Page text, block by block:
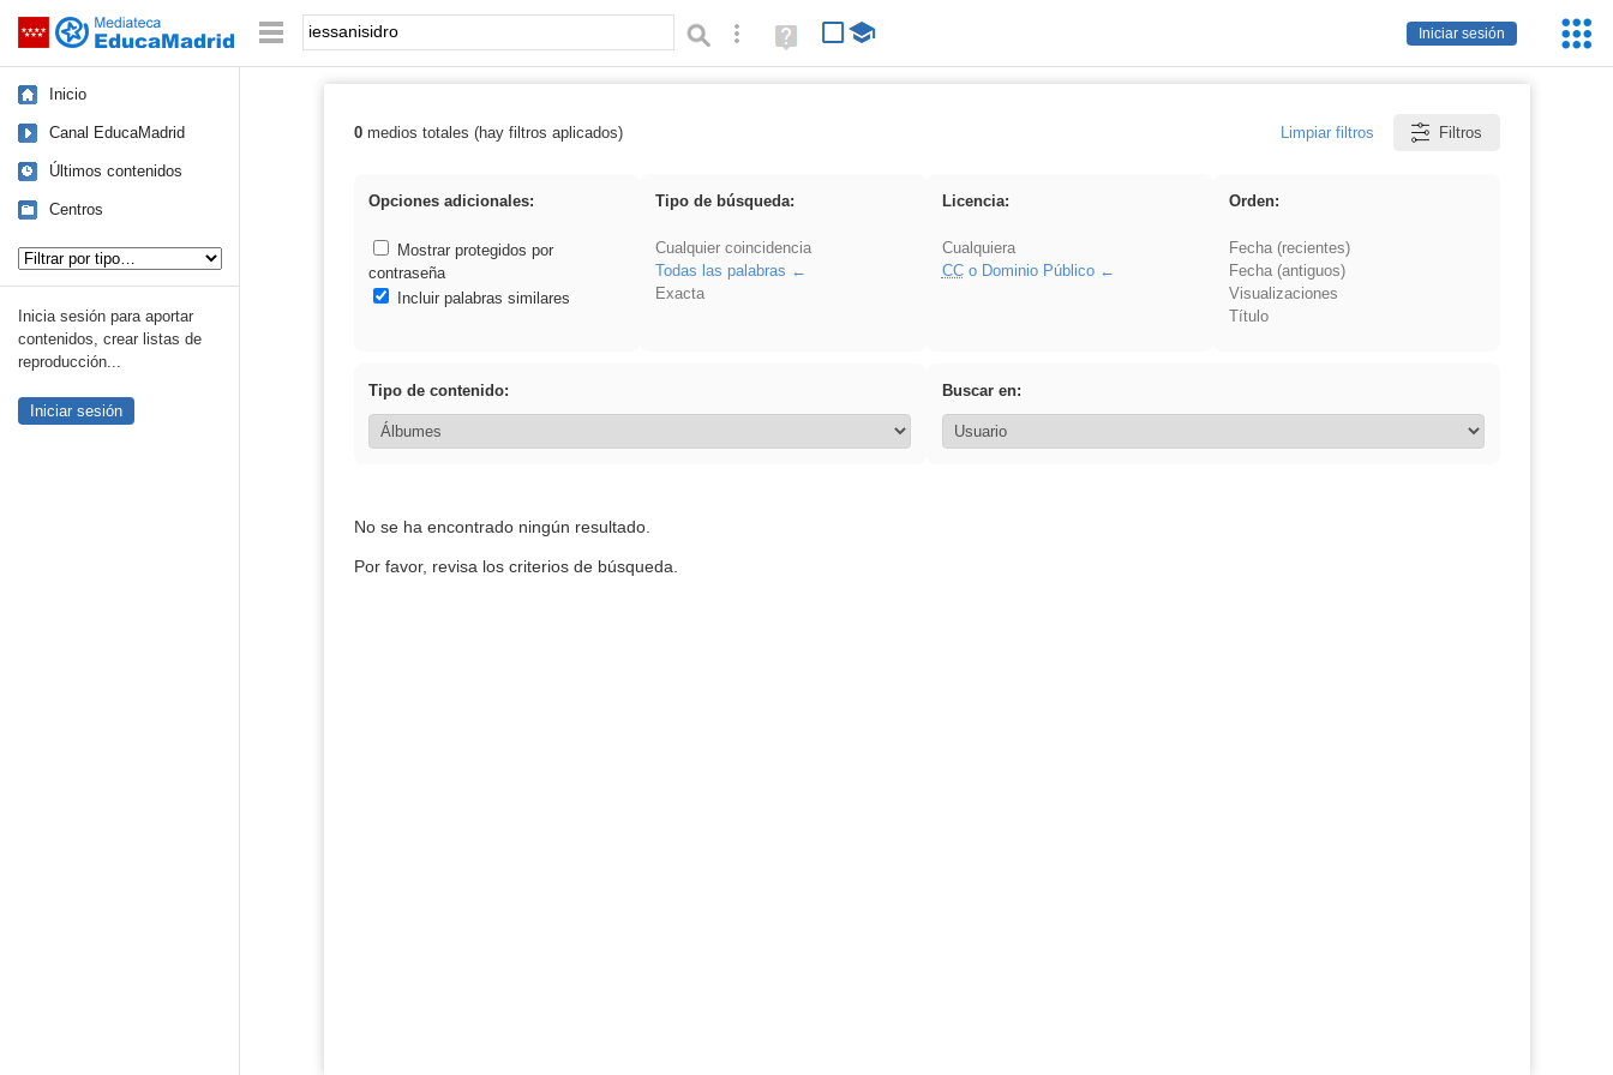
Saltar navegación
Iniciar sesión
Palabra o frase: Búsqueda avanzada
Ayuda
(en
Inicio
Canal EducaMadrid
Últimos contenidos
Centros
Inicia sesión para aportar
contenidos, crear listas de
reproducción...
Iniciar sesión
Resultados de: iessanisidro
0medios totales (hay filtros aplicados) Limpiar filtros Filtros
Opciones adicionales:
Mostrar protegidos por
contraseña
Incluir palabras similares
Tipo de búsqueda:
Cualquier coincidencia
Todas las palabras
Exacta
Licencia:
Cualquiera
CCo Dominio Público
Orden:
Fecha (recientes)
Fecha (antiguos)
Visualizaciones
Título
Tipo de contenido: Buscar en:
No se ha encontrado ningún resultado.
Por favor, revisa los criterios de búsqueda.